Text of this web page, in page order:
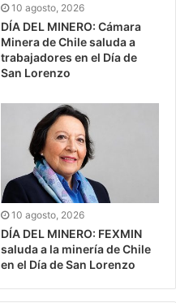
10 agosto, 2026
DÍA DEL MINERO: Cámara
Minera de Chile saluda a
trabajadores en el Día de
San Lorenzo
10 agosto, 2026
DÍA DEL MINERO: FEXMIN
saluda a la minería de Chile
en el Día de San Lorenzo